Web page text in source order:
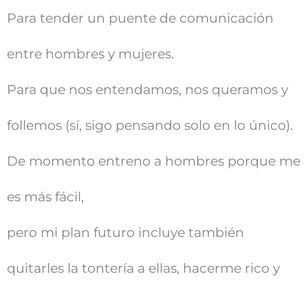
Para tender un puente de comunicación
entre hombres y mujeres.
Para que nos entendamos, nos queramos y
follemos (sí, sigo pensando solo en lo único).
De momento entreno a hombres porque me
es más fácil,
pero mi plan futuro incluye también
quitarles la tontería a ellas, hacerme rico y